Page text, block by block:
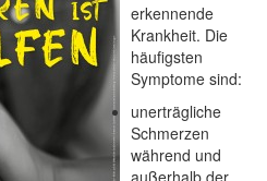
erkennende
Krankheit. Die
häufigsten
Symptome sind:
unerträgliche
Schmerzen
während und
außerhalb der